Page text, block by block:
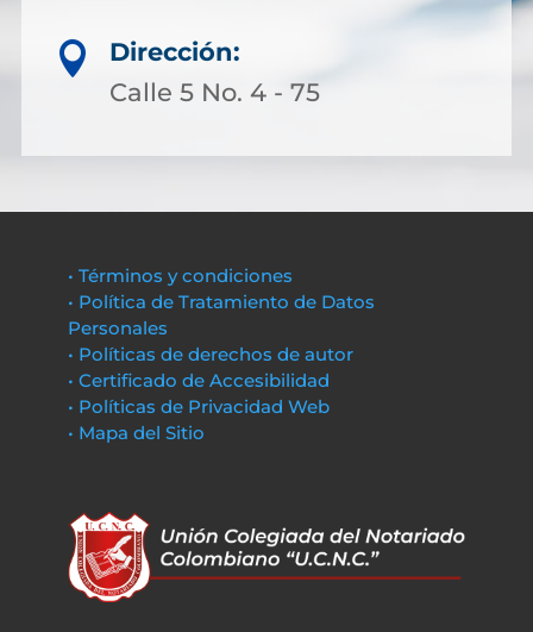

Dirección:
Calle 5 No. 4 - 75
• Términos y condiciones
• Política de Tratamiento de Datos
Personales
• Políticas de derechos de autor
• Certificado de Accesibilidad
• Políticas de Privacidad Web
• Mapa del Sitio